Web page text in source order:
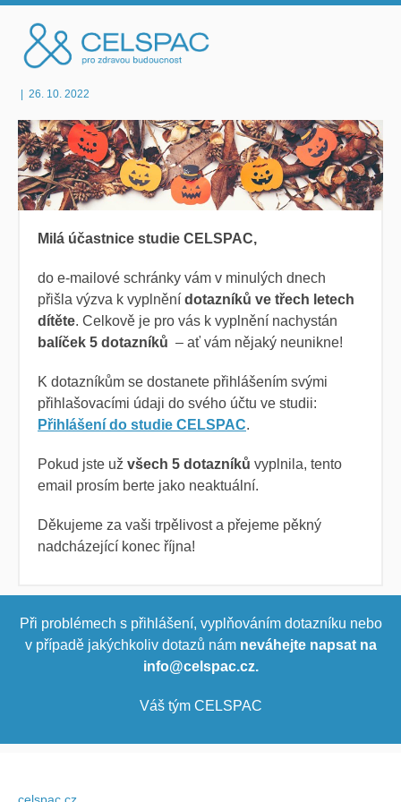
26. 10. 2022
Milá účastnice studie CELSPAC,
do e-mailové schránky vám v minulých dnech
přišla výzva k vyplnění dotazníků ve třech letech
dítěte. Celkově je pro vás k vyplnění nachystán
balíček 5 dotazníků – ať vám nějaký neunikne!
K dotazníkům se dostanete přihlášením svými
přihlašovacími údaji do svého účtu ve studii:
Přihlášení do studie CELSPAC.
Pokud jste už všech 5 dotazníků vyplnila, tento
email prosím berte jako neaktuální.
Děkujeme za vaši trpělivost a přejeme pěkný
nadcházející konec října!
Při problémech s přihlášení, vyplňováním dotazníku nebo
v případě jakýchkoliv dotazů nám neváhejte napsat na
info@celspac.cz.
Váš tým CELSPAC